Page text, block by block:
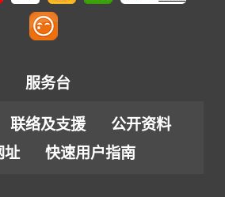
服务台
联络及支援
公开资料
址
快速用户指南